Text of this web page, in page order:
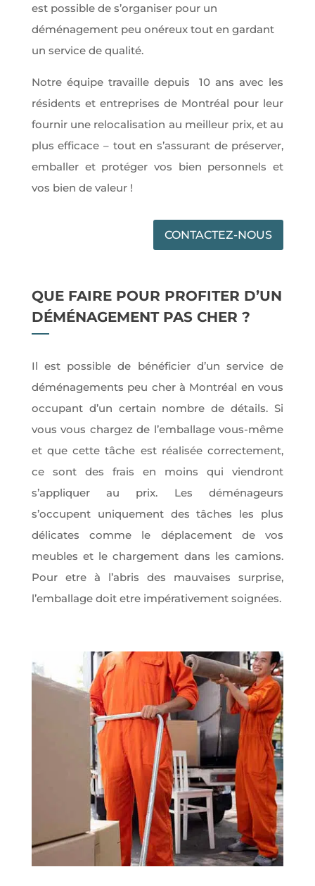
est possible de s’organiser pour un
déménagement peu onéreux tout en gardant
un service de qualité.
Notre équipe travaille depuis 10 ans avec les
résidents et entreprises de Montréal pour leur
fournir une relocalisation au meilleur prix, et au
plus efficace – tout en s’assurant de préserver,
emballer et protéger vos bien personnels et
vos bien de valeur !
CONTACTEZ-NOUS
QUE FAIRE POUR PROFITER D’UN
DÉMÉNAGEMENT PAS CHER ?
Il est possible de bénéficier d’un service de
déménagements peu cher à Montréal en vous
occupant d’un certain nombre de détails. Si
vous vous chargez de l’emballage vous-même
et que cette tâche est réalisée correctement,
ce sont des frais en moins qui viendront
s’appliquer au prix. Les déménageurs
s’occupent uniquement des tâches les plus
délicates comme le déplacement de vos
meubles et le chargement dans les camions.
Pour etre à l’abris des mauvaises surprise,
l’emballage doit etre impérativement soignées.